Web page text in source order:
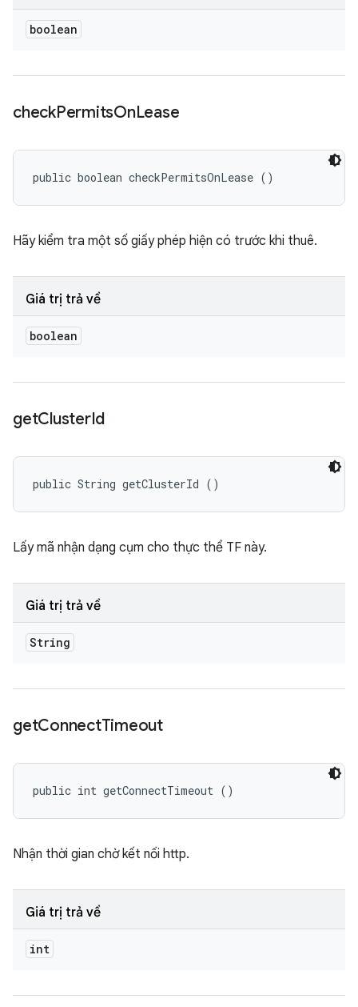
boolean
checkPermitsOnLease
public boolean checkPermitsOnLease ()
Hãy kiểm tra một số giấy phép hiện có trước khi thuê.
Giá trị trả về
boolean
getClusterId
public String getClusterId ()
Lấy mã nhận dạng cụm cho thực thể TF này.
Giá trị trả về
String
getConnectTimeout
public int getConnectTimeout ()
Nhận thời gian chờ kết nối http.
Giá trị trả về
int